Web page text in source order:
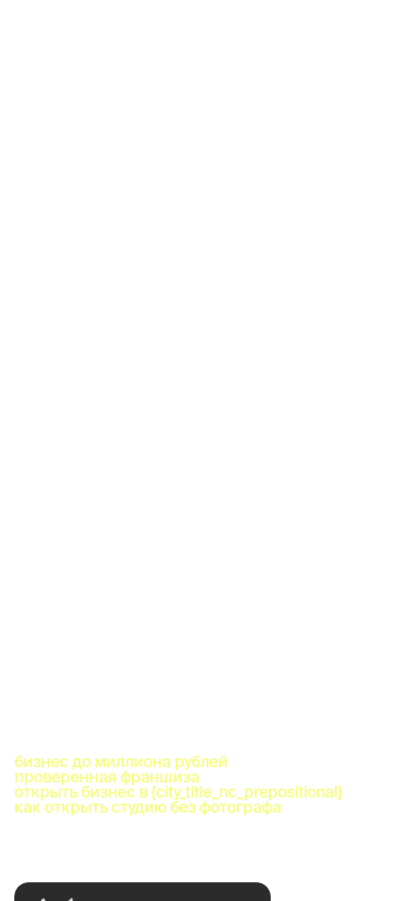
бизнес до миллиона рублей
проверенная франшиза
открыть бизнес в {city_title_nc_prepositional}
как открыть студию без фотографа